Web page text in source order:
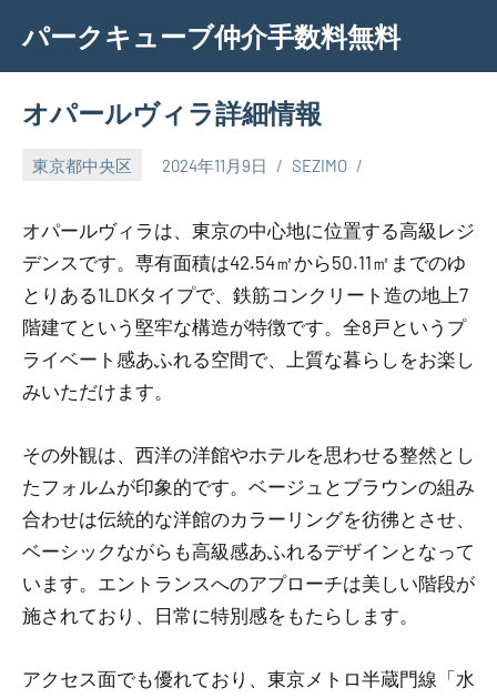
content
パークキューブ仲介手数料無料
オパールヴィラ詳細情報
東京都中央区 2024年11月9日 SEZIMO
オパールヴィラは、東京の中心地に位置する高級レジ
デンスです。専有面積は42.54㎡から50.11㎡までのゆ
とりある1LDKタイプで、鉄筋コンクリート造の地上7
階建てという堅牢な構造が特徴です。全8戸というプ
ライベート感あふれる空間で、上質な暮らしをお楽し
みいただけます。
その外観は、西洋の洋館やホテルを思わせる整然とし
たフォルムが印象的です。ベージュとブラウンの組み
合わせは伝統的な洋館のカラーリングを彷彿とさせ、
ベーシックながらも高級感あふれるデザインとなって
います。エントランスへのアプローチは美しい階段が
施されており、日常に特別感をもたらします。
アクセス面でも優れており、東京メトロ半蔵門線「水